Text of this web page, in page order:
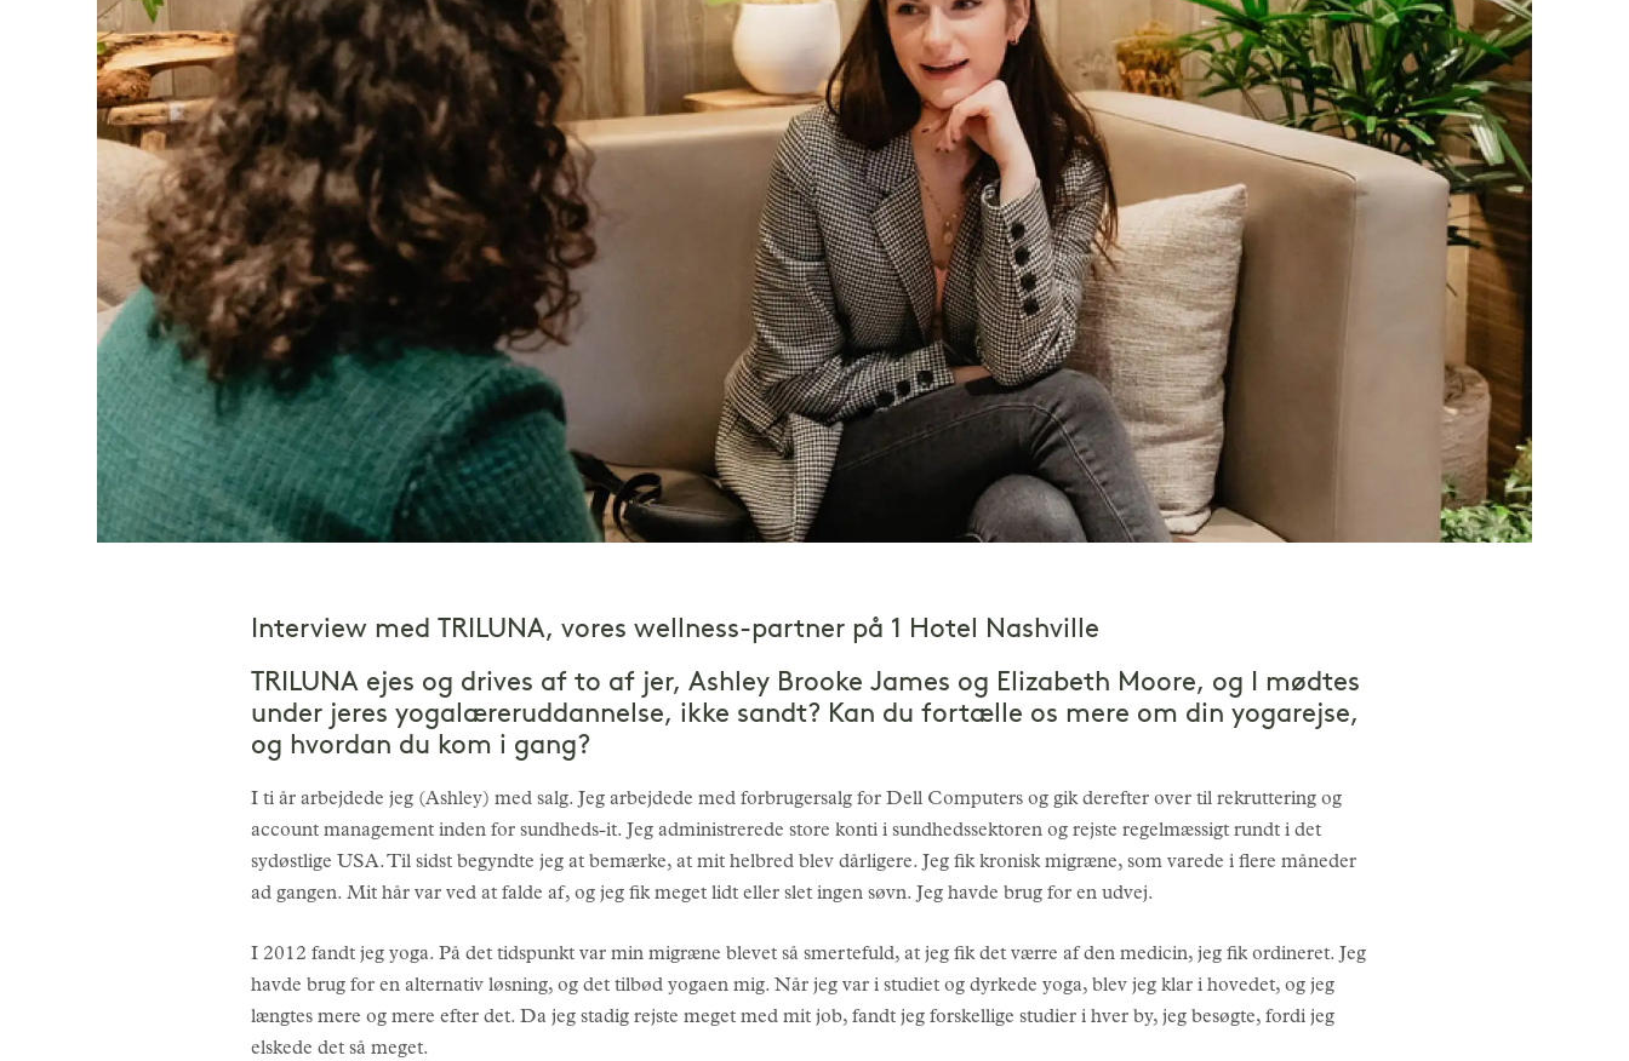
Interview med TRILUNA, vores wellness-partner på 1 Hotel Nashville
TRILUNA ejes og drives af to af jer, Ashley Brooke James og Elizabeth Moore, og I mødtes
under jeres yogalæreruddannelse, ikke sandt? Kan du fortælle os mere om din yogarejse,
og hvordan du kom i gang?
I ti år arbejdede jeg (Ashley) med salg. Jeg arbejdede med forbrugersalg for Dell Computers og gik derefter over til rekruttering og
account management inden for sundheds-it. Jeg administrerede store konti i sundhedssektoren og rejste regelmæssigt rundt i det
sydøstlige USA. Til sidst begyndte jeg at bemærke, at mit helbred blev dårligere. Jeg fik kronisk migræne, som varede i flere måneder
ad gangen. Mit hår var ved at falde af, og jeg fik meget lidt eller slet ingen søvn. Jeg havde brug for en udvej.
I 2012 fandt jeg yoga. På det tidspunkt var min migræne blevet så smertefuld, at jeg fik det værre af den medicin, jeg fik ordineret. Jeg
havde brug for en alternativ løsning, og det tilbød yogaen mig. Når jeg var i studiet og dyrkede yoga, blev jeg klar i hovedet, og jeg
længtes mere og mere efter det. Da jeg stadig rejste meget med mit job, fandt jeg forskellige studier i hver by, jeg besøgte, fordi jeg
elskede det så meget.